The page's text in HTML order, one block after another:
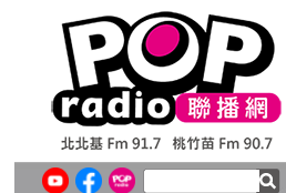
北北基FM91.723:00~06:00
音樂便利貼
Music all night